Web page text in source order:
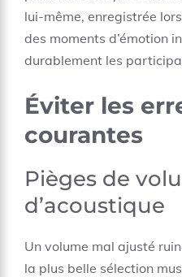
lui-même, enregistrée
des moments d’émotion
durablement les
Éviter les
courantes
Pièges de
d’acoustique
Un volume mal ajusté
la plus belle sélection